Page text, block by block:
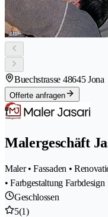
Buechstrasse 48645 Jona
Offerte anfragen
Malergeschäft
Maler • Fassaden •
• Farbgestaltung Farbdesign
Geschlossen
5(1)